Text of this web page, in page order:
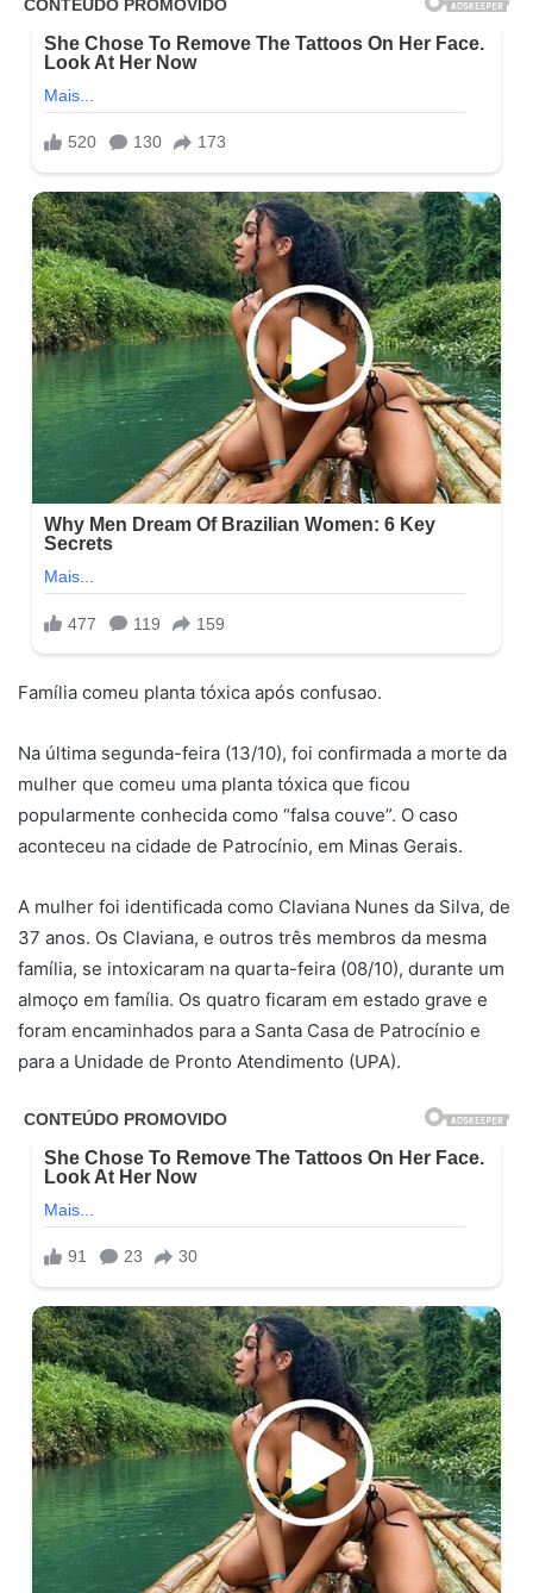
Família comeu planta tóxica após confusao.
Na última segunda-feira (13/10), foi confirmada a morte da
mulher que comeu uma planta tóxica que ficou
popularmente conhecida como “falsa couve”. O caso
aconteceu na cidade de Patrocínio, em Minas Gerais.
A mulher foi identificada como Claviana Nunes da Silva, de
37 anos. Os Claviana, e outros três membros da mesma
família, se intoxicaram na quarta-feira (08/10), durante um
almoço em família. Os quatro ficaram em estado grave e
foram encaminhados para a Santa Casa de Patrocínio e
para a Unidade de Pronto Atendimento (UPA).